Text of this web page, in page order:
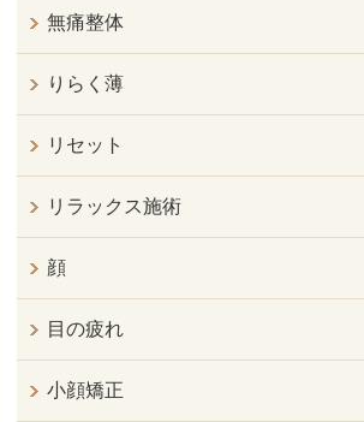
無痛整体
りらく薄
リセット
リラックス施術
顔
目の疲れ
小顔矯正